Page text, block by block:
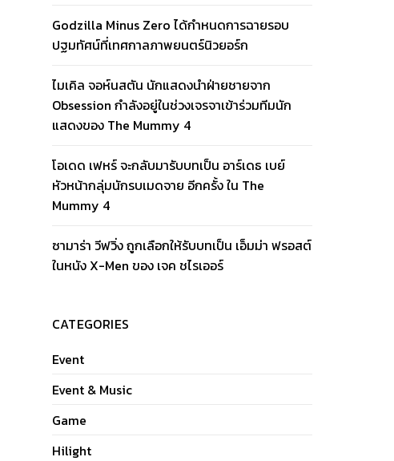
Godzilla Minus Zero ได้กำหนดการฉายรอบ
ปฐมทัศน์ที่เทศกาลภาพยนตร์นิวยอร์ก
ไมเคิล จอห์นสตัน นักแสดงนำฝ่ายชายจาก
Obsession กำลังอยู่ในช่วงเจรจาเข้าร่วมทีมนัก
แสดงของ The Mummy 4
โอเดด เฟหร์ จะกลับมารับบทเป็น อาร์เดธ เบย์
หัวหน้ากลุ่มนักรบเมดจาย อีกครั้ง ใน The
Mummy 4
ซามาร่า วีฟวิ่ง ถูกเลือกให้รับบทเป็น เอ็มม่า ฟรอสต์
ในหนัง X-Men ของ เจค ชไรเออร์
CATEGORIES
Event
Event & Music
Game
Hilight